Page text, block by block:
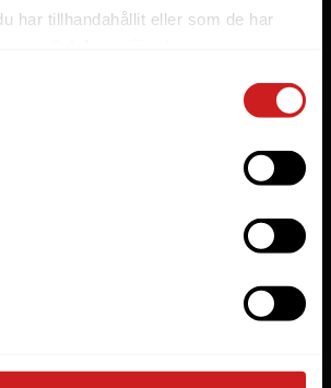
har tillhandahållit eller som de har